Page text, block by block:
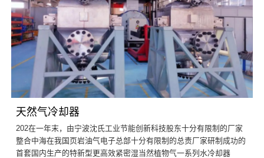
天然气冷却器
202在一年末，由宁波沈氏工业节能创新科技股东十分有限制的厂家
整合中海在我国页岩油气电子总部十分有限制的总责厂家研制成功的
首套国内生产的特新型更高效紧密湿当然植物气一系列水冷却器